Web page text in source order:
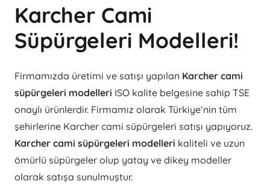
Karcher Cami
Süpürgeleri Modelleri!
Firmamızda üretimi ve satışı yapılan Karcher cami
süpürgeleri modelleri ISO kalite belgesine sahip TSE
onaylı ürünlerdir. Firmamız olarak Türkiye’nin tüm
şehirlerine Karcher cami süpürgeleri satışı yapıyoruz.
Karcher cami süpürgeleri modelleri kaliteli ve uzun
ömürlü süpürgeler olup yatay ve dikey modeller
olarak satışa sunulmuştur.